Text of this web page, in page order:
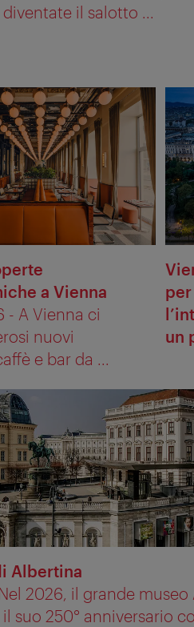
il salotto ...
a Vienna
- A Vienna ci
nuovi
e bar da ...
un
Albertina
2026, il grande
suo 250° anniversario